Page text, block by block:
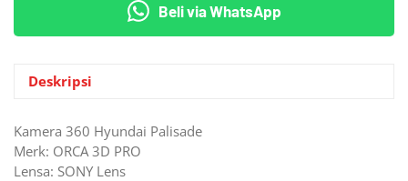
Hyundai
Palisade
Beli via WhatsApp
Deskripsi
Kamera 360 Hyundai Palisade
Merk: ORCA 3D PRO
Lensa: SONY Lens